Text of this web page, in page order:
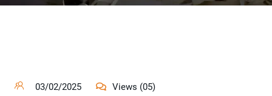
03/02/2025 Views (05)